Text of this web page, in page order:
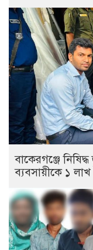
বাকেরগঞ্জে
ব্যবসায়ীকে ১ লাখ